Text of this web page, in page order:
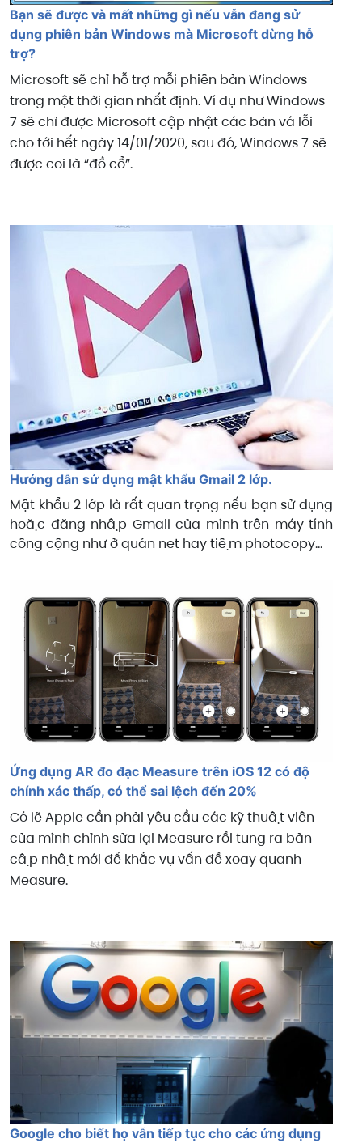
Bạn sẽ được và mất những gì nếu vẫn đang sử
dụng phiên bản Windows mà Microsoft dừng hỗ
trợ?
Microsoft sẽ chỉ hỗ trợ mỗi phiên bản Windows
trong một thời gian nhất định. Ví dụ như Windows
7 sẽ chỉ được Microsoft cập nhật các bản vá lỗi
cho tới hết ngày 14/01/2020, sau đó, Windows 7 sẽ
được coi là “đồ cổ”.
Hướng dẫn sử dụng mật khẩu Gmail 2 lớp.
Mật khẩu 2 lớp là rất quan trọng nếu bạn sử dụng
hoặc đăng nhập Gmail của mình trên máy tính
công cộng như ở quán net hay tiệm photocopy...
Ứng dụng AR đo đạc Measure trên iOS 12 có độ
chính xác thấp, có thể sai lệch đến 20%
Có lẽ Apple cần phải yêu cầu các kỹ thuật viên
của mình chỉnh sửa lại Measure rồi tung ra bản
cập nhật mới để khắc vụ vấn đề xoay quanh
Measure.
Google cho biết họ vẫn tiếp tục cho các ứng dụng